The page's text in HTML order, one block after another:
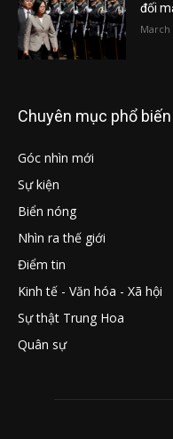
đối
March
Chuyên mục phổ biến
Góc nhìn mới
Sự kiện
Biển nóng
Nhìn ra thế giới
Điểm tin
Kinh tế - Văn hóa - Xã hội
Sự thật Trung Hoa
Quân sự